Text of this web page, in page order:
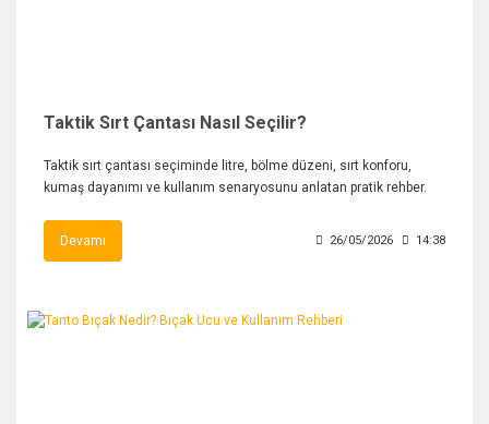
Taktik Sırt Çantası Nasıl Seçilir?
Taktik sırt çantası seçiminde litre, bölme düzeni, sırt konforu,
kumaş dayanımı ve kullanım senaryosunu anlatan pratik rehber.
Devamı 26/05/2026 14:38